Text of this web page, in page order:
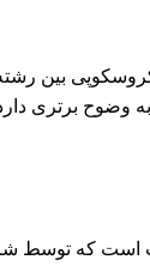
بین
وضوح برتری